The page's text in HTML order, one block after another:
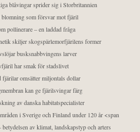
blåvingar sprider sig i Storbritannien
som försvar mot fjäril
pollinerare – en laddad fråga
skiljer skogspärlemorfjärilens former
busksnabbvingens larver
har smak för stadslivet
fjärilar omsätter miljontals dollar
kan ge fjärilsvingar färg
av danska habitatspecialister
i Sverige och Finland under 120 år <span
av klimat, landskapstyp och arters